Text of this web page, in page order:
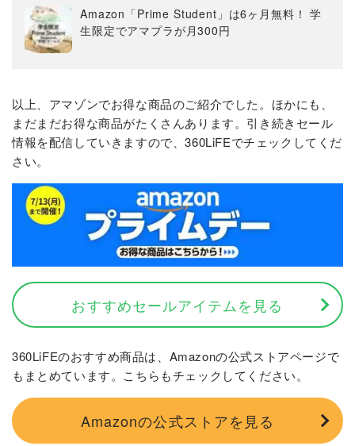
Amazon「Prime Student」は6ヶ月無料！ 学
生限定でアマプラが月300円
以上、アマゾンでお得な商品のご紹介でした。ほかにも、
まだまだお得な商品がたくさんあります。引き続きセール
情報を配信していきますので、360LiFEでチェックしてくだ
さい。
おすすめセールアイテムを見る
360LiFEのおすすめ商品は、Amazonの公式ストアページで
もまとめています。こちらもチェックしてください。
Amazonの公式ストアを見る